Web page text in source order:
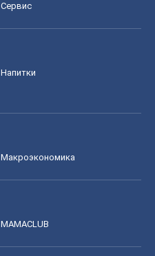
Сервис
Напитки
Mакроэкономика
MAMACLUB